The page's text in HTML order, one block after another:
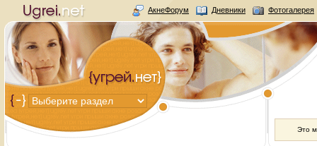
АкнеФорум Дневники Фотогалерея
Это